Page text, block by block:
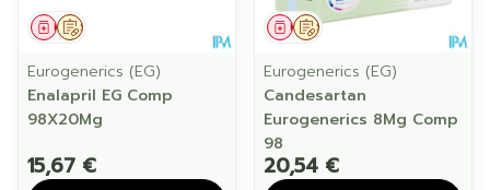
Sur prescription
Médicament
Eurogenerics (EG)
Enalapril EG Comp
98X20Mg
15,67 €
Sur prescription
Médicament
Eurogenerics (EG)
Candesartan
Eurogenerics 8Mg Comp
98
20,54 €